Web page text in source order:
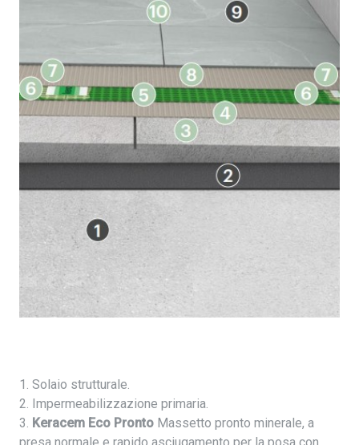
1. Solaio strutturale.
2. Impermeabilizzazione primaria.
3. Keracem Eco Pronto Massetto pronto minerale, a